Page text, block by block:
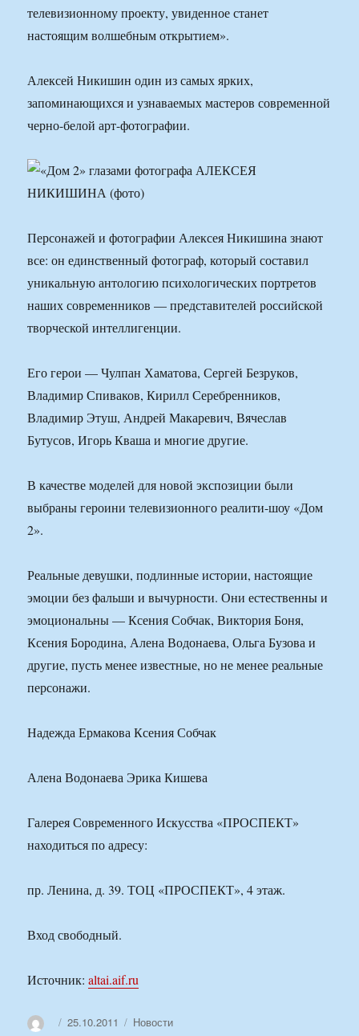
телевизионному проекту, увиденное станет
настоящим волшебным открытием».
Алексей Никишин один из самых ярких,
запоминающихся и узнаваемых мастеров современной
черно-белой арт-фотографии.
Персонажей и фотографии Алексея Никишина знают
все: он единственный фотограф, который составил
уникальную антологию психологических портретов
наших современников — представителей российской
творческой интеллигенции.
Его герои — Чулпан Хаматова, Сергей Безруков,
Владимир Спиваков, Кирилл Серебренников,
Владимир Этуш, Андрей Макаревич, Вячеслав
Бутусов, Игорь Кваша и многие другие.
В качестве моделей для новой экспозиции были
выбраны героини телевизионного реалити-шоу «Дом
2».
Реальные девушки, подлинные истории, настоящие
эмоции без фальши и вычурности. Они естественны и
эмоциональны — Ксения Собчак, Виктория Боня,
Ксения Бородина, Алена Водонаева, Ольга Бузова и
другие, пусть менее известные, но не менее реальные
персонажи.
Надежда Ермакова Ксения Собчак
Алена Водонаева Эрика Кишева
Галерея Современного Искусства «ПРОСПЕКТ»
находиться по адресу:
пр. Ленина, д. 39. ТОЦ «ПРОСПЕКТ», 4 этаж.
Вход свободный.
Источник:altai.aif.ru
АвторОпубликовано
25.10.2011 Рубрики
Новости